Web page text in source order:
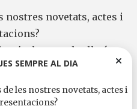
nostres novetats, actes i
al nostre butlletí.
SEMPRE AL DIA
les nostres novetats, actes i